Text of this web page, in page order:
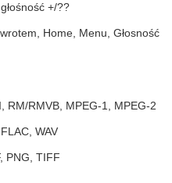
+/??
Home, Menu, Głosność
RM/RMVB, MPEG-1, MPEG-2
WAV
PNG, TIFF